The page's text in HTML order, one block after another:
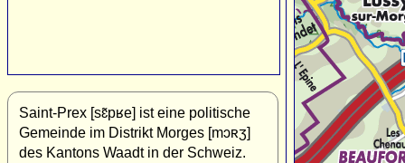
Saint-Prex [sɛ̃pʁe] ist eine politische
Gemeinde im Distrikt Morges [mɔʀʒ]
des Kantons Waadt in der Schweiz.